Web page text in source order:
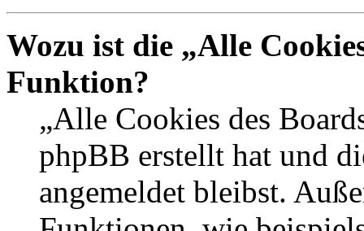
Wozu ist die „Alle
Funktion?
„Alle Cookies des
phpBB erstellt hat und
angemeldet bleibst.